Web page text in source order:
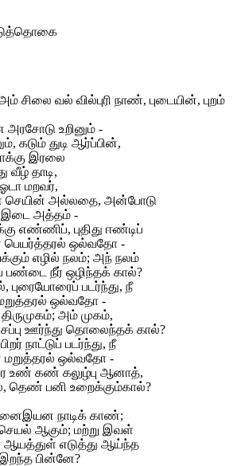
சிலை வல் வில்புரி நாண், புடையின், புறம்
உறினும் -
துடி ஆர்ப்பின்,
இரலை
வீழ் தாடி,
மறவர்,
செயின் அல்லதை, அன்போடு
இடை அத்தம் -
எண்ணிப், புதிது ஈண்டிப்
பெயர்த்தரல் ஒல்வதோ -
எழில் நலம்; அந் நலம்
பண்டை நீர் ஒழிந்தக் கால்?
படர்ந்து, நீ
ஒல்வதோ -
அம் முகம்,
ஊர்ந்து தொலைந்தக் கால்?
நாட்டுப் படர்ந்து, நீ
மறுத்தரல் ஒல்வதோ -
உண் கண் கலுழ்பு ஆனாத்,
தெண் பனி உறைக்கும்கால்?
நாடிக் காண்;
ஆகும்; மற்று இவள்
ஆயத்துள் எடுத்து ஆய்ந்த
பின்னே?